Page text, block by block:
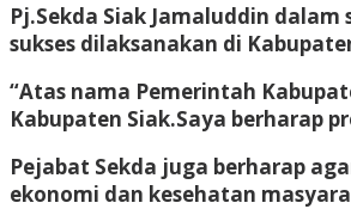
Pj.Sekda Siak Jamaluddin
sukses dilaksanakan di
“Atas nama Pemerintah
Kabupaten Siak.Saya berharap
Pejabat Sekda juga berharap
ekonomi dan kesehatan